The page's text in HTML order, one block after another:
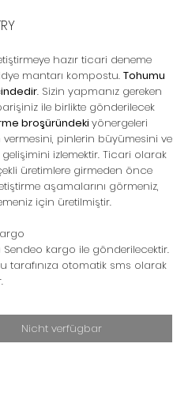
Preis
hazır ticari deneme
mantarı kompostu. Tohumu
. Sizin yapmanız gereken
ile birlikte gönderilecek
broşüründeki yönergeleri
vermesini, pinlerin büyümesini ve
izlemektir. Ticari olarak
üretimlere girmeden önce
aşamalarını görmeniz,
için üretilmiştir.
Sendeo kargo ile gönderilecektir.
tarafınıza otomatik sms olarak
Nicht verfügbar